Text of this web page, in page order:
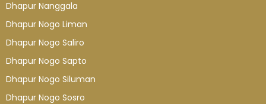
Dhapur Nanggala
Dhapur Nogo Liman
Dhapur Nogo Saliro
Dhapur Nogo Sapto
Dhapur Nogo Siluman
Dhapur Nogo Sosro